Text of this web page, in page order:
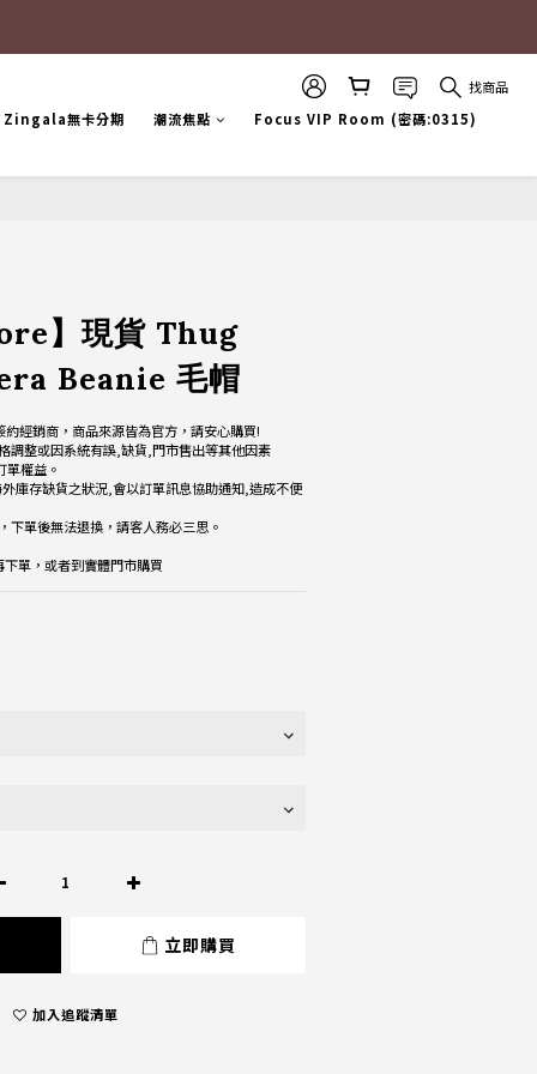
找商品
Zingala無卡分期
潮流焦點 Focus VIP Room (密碼:0315)
】現貨 Thug
Beanie 毛帽
經銷商，商品來源皆為官方，請安心購買!
調整或因系統有誤,缺貨,門市售出等其他因素
權益。
庫存缺貨之狀況,會以訂單訊息協助通知,造成不便
下單後無法退換，請客人務必三思。
單，或者到實體門市購買
立即購買
加入追蹤清單